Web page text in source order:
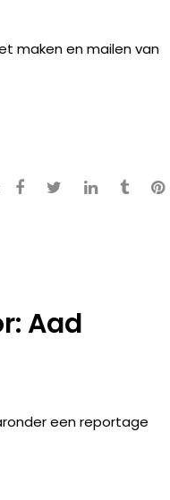
maken en mailen van
Aad
een reportage